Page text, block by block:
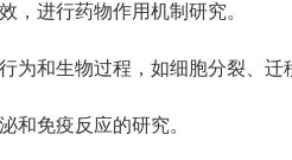
，进行药物作用机制研究。
为和生物过程，如细胞分裂、迁
和免疫反应的研究。